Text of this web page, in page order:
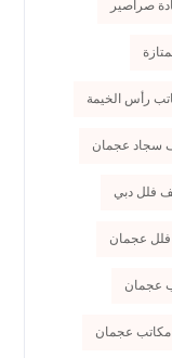
صراصير
رأس الخيمة
سجاد عجمان
فلل دبي
عجمان
عجمان
عجمان